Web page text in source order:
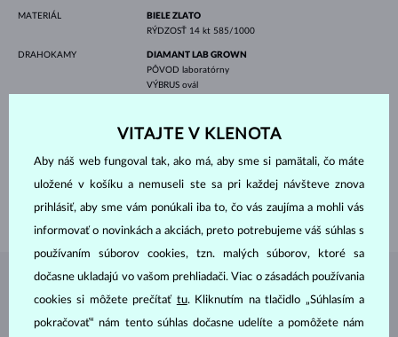
MATERIÁL
BIELE ZLATO
RÝDZOSŤ 14 kt 585/1000
DRAHOKAMY
DIAMANT LAB GROWN
PÔVOD laboratórny
VÝBRUS ovál
ŠÍRKA6.50 mm
VÁHA 1.500 ct
ŠÍRKA 2.25 mm
VÁHA 3.00 g
ŠPERKY ZATELIÉRU KLENOTA
VITAJTE V KLENOTA
Aby náš web fungoval tak, ako má, aby sme si pamätali, čo máte
uložené v košíku a nemuseli ste sa pri každej návšteve znova
prihlásiť, aby sme vám ponúkali iba to, čo vás zaujíma a mohli vás
informovať o novinkách a akciách, preto potrebujeme váš súhlas s
používaním súborov cookies, tzn. malých súborov, ktoré sa
dočasne ukladajú vo vašom prehliadači. Viac o zásadách používania
cookies si môžete prečítať tu. Kliknutím na tlačidlo „Súhlasím a
pokračovať“ nám tento súhlas dočasne udelíte a pomôžete nám